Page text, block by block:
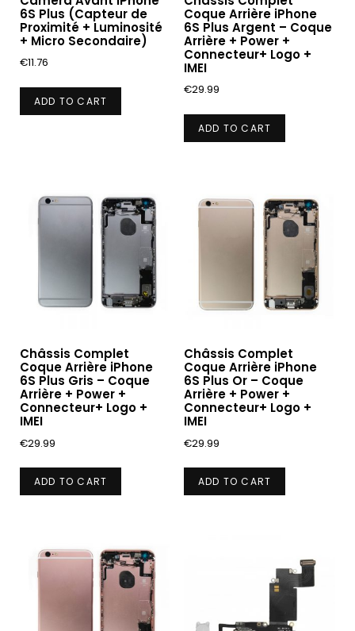
6S Plus (Capteur de
Proximité + Luminosité
+ Micro Secondaire)
€11.76
ADD TO CART
Coque Arrière iPhone
6S Plus Argent – Coque
Arrière + Power +
Connecteur+ Logo +
IMEI
€29.99
ADD TO CART
Châssis Complet
Coque Arrière iPhone
6S Plus Gris – Coque
Arrière + Power +
Connecteur+ Logo +
IMEI
€29.99
ADD TO CART
Châssis Complet
Coque Arrière iPhone
6S Plus Or – Coque
Arrière + Power +
Connecteur+ Logo +
IMEI
€29.99
ADD TO CART